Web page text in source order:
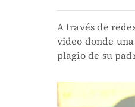
A través de
video donde
plagio de su